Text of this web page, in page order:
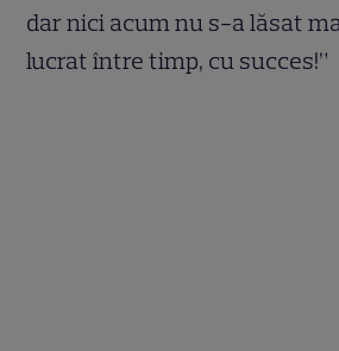
dar nici acum nu s-a lăsat
lucrat între timp, cu succes!”